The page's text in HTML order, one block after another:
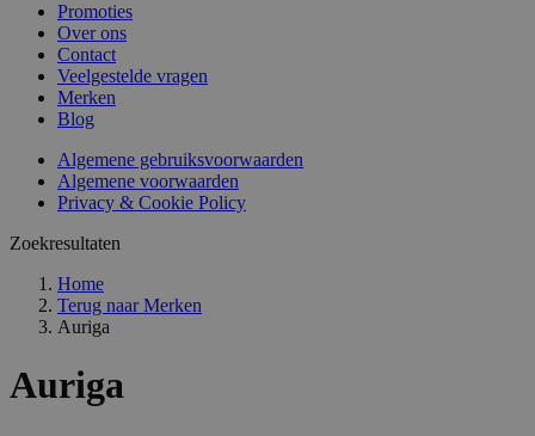
Promoties
Over ons
Contact
Veelgestelde vragen
Merken
Blog
Algemene gebruiksvoorwaarden
Algemene voorwaarden
Privacy & Cookie Policy
Zoekresultaten
Home
Terug naar Merken
Auriga
Auriga